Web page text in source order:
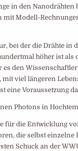
in den
Modell-
bei der die Drähte in
höher ist
den
mit viel längeren
eine Voraussetzung
Photons in
für die Entwicklung
die selbst
Schuck an der